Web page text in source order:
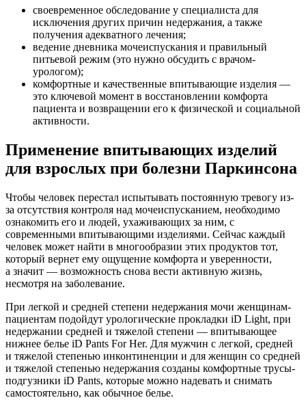
своевременное обследование у специалиста для
исключения других причин недержания, а также
получения адекватного лечения;
ведение дневника мочеиспускания и правильный
питьевой режим (это нужно обсудить с врачом-
урологом);
комфортные и качественные впитывающие изделия —
это ключевой момент в восстановлении комфорта
пациента и возвращении его к физической и социальной
активности.
Применение впитывающих изделий
для взрослых при болезни Паркинсона
Чтобы человек перестал испытывать постоянную тревогу из-
за отсутствия контроля над мочеиспусканием, необходимо
ознакомить его и людей, ухаживающих за ним, с
современными впитывающими изделиями. Сейчас каждый
человек может найти в многообразии этих продуктов тот,
который вернет ему ощущение комфорта и уверенности,
а значит — возможность снова вести активную жизнь,
несмотря на заболевание.
При легкой и средней степени недержания мочи женщинам-
пациентам подойдут урологические прокладки iD Light, при
недержании средней и тяжелой степени — впитывающее
нижнее белье iD Pants For Her. Для мужчин с легкой, средней
и тяжелой степенью инконтиненции и для женщин со средней
и тяжелой степенью недержания созданы комфортные трусы-
подгузники iD Pants, которые можно надевать и снимать
самостоятельно, как обычное белье.